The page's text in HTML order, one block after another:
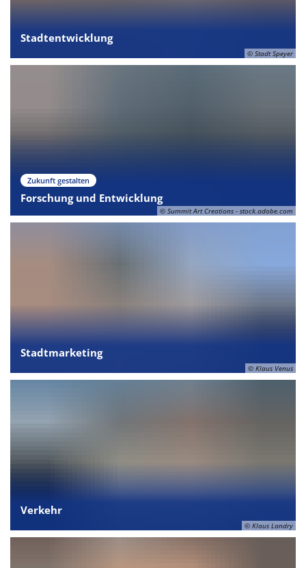
© Stadt Speyer
Stadtentwicklung
© Summit Art Creations - stock.adobe.com
Zukunft gestalten
Forschung und Entwicklung
© Klaus Venus
Stadtmarketing
© Klaus Landry
Verkehr